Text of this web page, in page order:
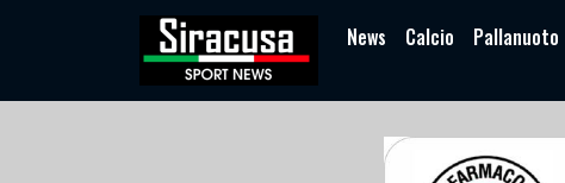
News Calcio Pallanuoto